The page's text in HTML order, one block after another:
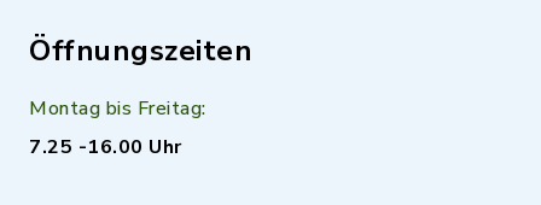
Öffnungszeiten
Montag bis Freitag:
7.25 -16.00 Uhr